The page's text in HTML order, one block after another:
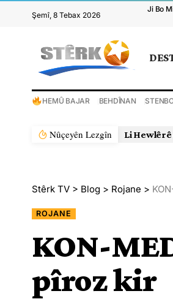
Şemî, 8 Tebax 2026
Ji Bo
HEMÛ BAJAR BEHDÎNAN
Nûçeyên Lezgîn Li
Stêrk TV > Blog > Rojane >
ROJANE
KON-
pîroz kir